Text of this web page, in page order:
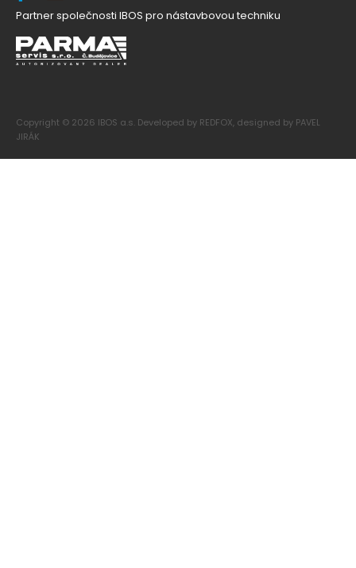
Partner společnosti IBOS pro nástavbovou techniku
Copyright © 2026 IBOS a.s. Developed by REDFOX, designed by PAVEL
JIRÁK